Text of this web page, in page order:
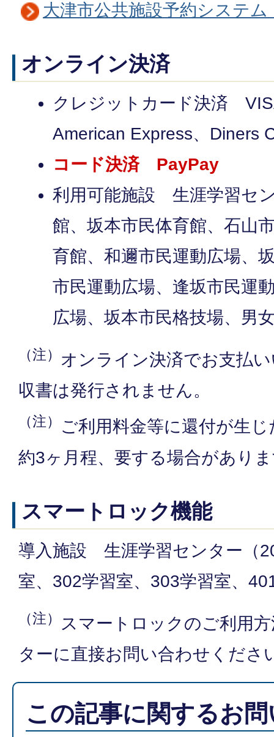
大津市公共施設予約システ
オンライン決済
クレジットカード決済
American Express、Diners
コード決済 PayPay
利用可能施設 生涯学習セ
館、坂本市民体育館、石山
育館、和邇市民運動広場、
市民運動広場、逢坂市民運
広場、坂本市民格技場、男
（注） オンライン決済でお支払
収書は発行されません。
（注）
ご利用料金等に還付が生
約3ヶ月程、要する場合があり
スマートロック機能
導入施設 生涯学習センター（
室、302学習室、303学習室、
（注）
スマートロックのご利用
ターに直接お問い合わせくださ
この記事に関するお